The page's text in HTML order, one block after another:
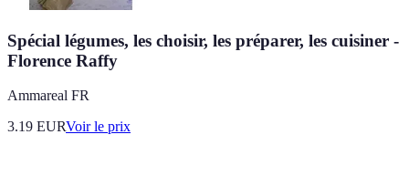
Spécial légumes, les choisir, les préparer, les cuisiner -
Florence Raffy
Ammareal FR
3.19 EURVoir le prix